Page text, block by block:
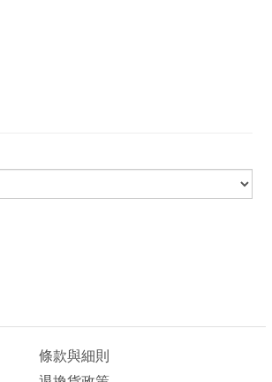
條款與細則